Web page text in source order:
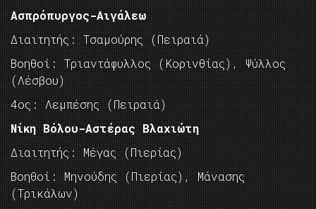
Ασπρόπυργος-Αιγάλεω
Διαιτητής: Τσαμούρης (Πειραιά)
Βοηθοί: Τριαντάφυλλος (Κορινθίας), Ψύλλος
(Λέσβου)
4ος: Λεμπέσης (Πειραιά)
Νίκη Βόλου-Αστέρας Βλαχιώτη
Διαιτητής: Μέγας (Πιερίας)
Βοηθοί: Μηνούδης (Πιερίας), Μάνασης
(Τρικάλων)